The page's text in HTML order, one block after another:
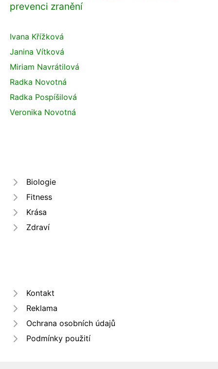
prevenci zranění
Ivana Křížková
Janina Vítková
Miriam Navrátilová
Radka Novotná
Radka Pospíšilová
Veronika Novotná
Biologie
Fitness
Krása
Zdraví
Kontakt
Reklama
Ochrana osobních údajů
Podmínky použití